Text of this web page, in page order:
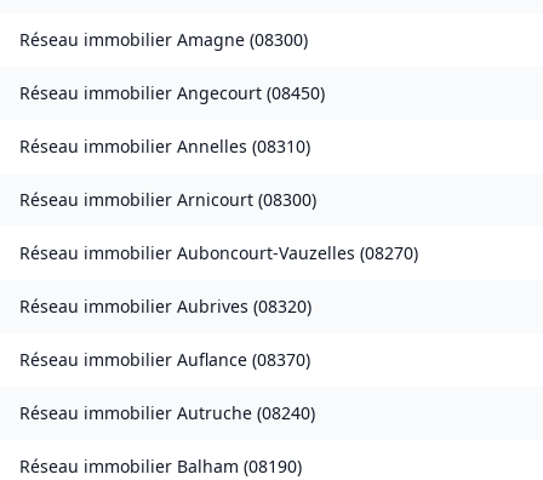
Réseau immobilier Amagne (08300)
Réseau immobilier Angecourt (08450)
Réseau immobilier Annelles (08310)
Réseau immobilier Arnicourt (08300)
Réseau immobilier Auboncourt-Vauzelles (08270)
Réseau immobilier Aubrives (08320)
Réseau immobilier Auflance (08370)
Réseau immobilier Autruche (08240)
Réseau immobilier Balham (08190)